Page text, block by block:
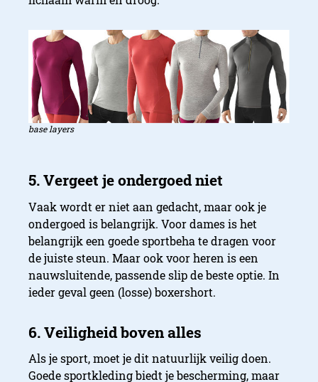
Waarom is sportkleding
base layers
Vaak wordt er niet aan gedacht, maar ook je
ondergoed is belangrijk. Voor dames is het
belangrijk een goede sportbeha te dragen voor
de juiste steun. Maar ook voor heren is een
nauwsluitende, passende slip de beste optie. In
ieder geval geen (losse) boxershort.
Als je sport, moet je dit natuurlijk veilig doen.
Goede sportkleding biedt je bescherming, maar